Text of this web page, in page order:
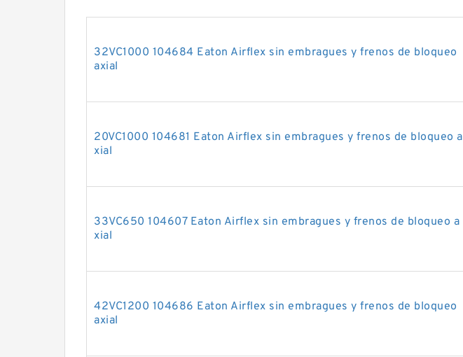
32VC1000 104684 Eaton Airflex sin embragues y frenos de bloqueo
axial
20VC1000 104681 Eaton Airflex sin embragues y frenos de bloqueo a
xial
33VC650 104607 Eaton Airflex sin embragues y frenos de bloqueo a
xial
42VC1200 104686 Eaton Airflex sin embragues y frenos de bloqueo
axial